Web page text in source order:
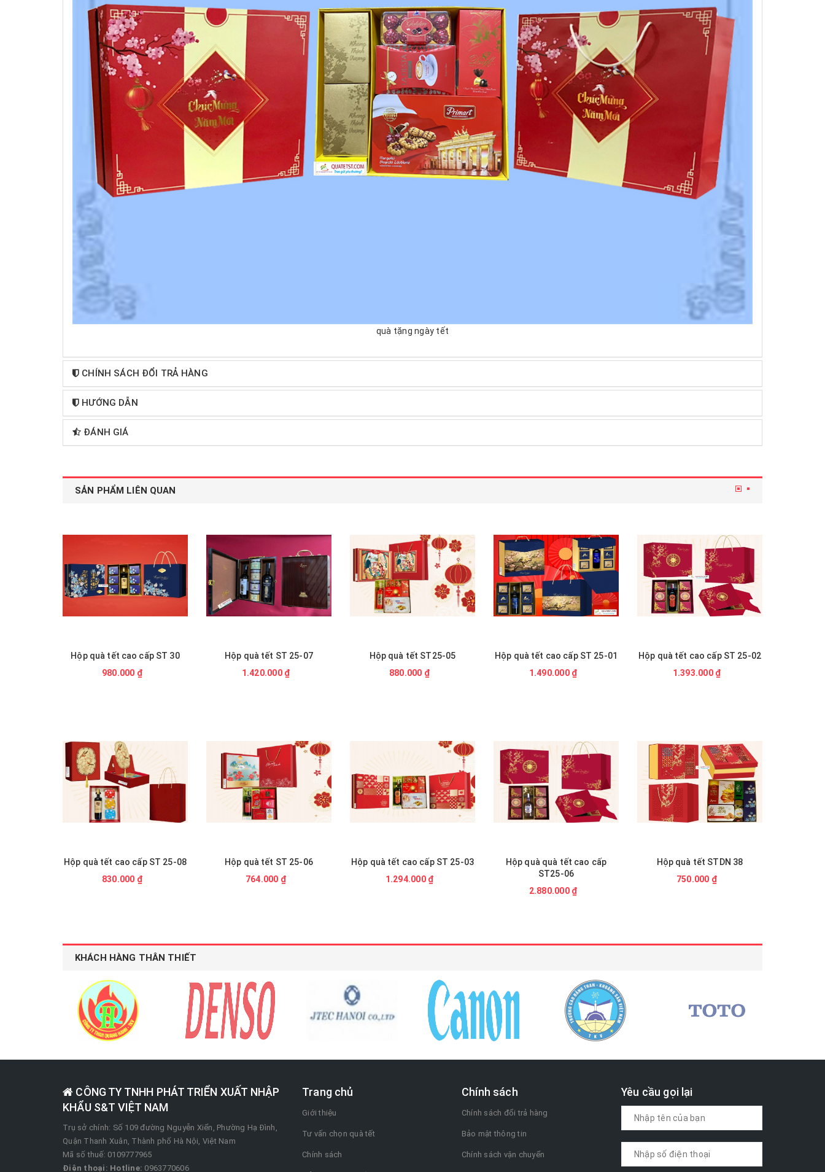
quà tặng ngày tết
CHÍNH SÁCH ĐỔI TRẢ HÀNG
HƯỚNG DẪN
ĐÁNH GIÁ
SẢN PHẨM LIÊN QUAN
Hộp quà tết cao cấp ST 30
980.000 ₫
Hộp quà tết cao cấp ST 25-08
830.000 ₫
Hộp quà tết ST 25-07
1.420.000 ₫
Hộp quà tết ST 25-06
764.000 ₫
Hộp quà tết ST25-05
880.000 ₫
Hộp quà tết cao cấp ST 25-03
1.294.000 ₫
Hộp quà tết cao cấp ST 25-01
1.490.000 ₫
Hộp quà quà tết cao cấp
ST25-06
2.880.000 ₫
Hộp quà tết cao cấp ST 25-02
1.393.000 ₫
Hộp quà tết STDN 38
750.000 ₫
KHÁCH HÀNG THÂN THIẾT
CÔNG TY TNHH PHÁT TRIỂN XUẤT NHẬP
KHẨU S&T VIỆT NAM
Trụ sở chính: Số 109 đường Nguyễn Xiển, Phường Hạ Đình,
Quận Thanh Xuân, Thành phố Hà Nội, Việt Nam
Mã số thuế: 0109777965
Điện thoại: Hotline: 0963770606
Trang chủ
Giới thiệu
Tư vấn chọn quà tết
Chính sách
Chính sách
Chính sách đổi trả hàng
Bảo mật thông tin
Chính sách vận chuyển
Yêu cầu gọi lại